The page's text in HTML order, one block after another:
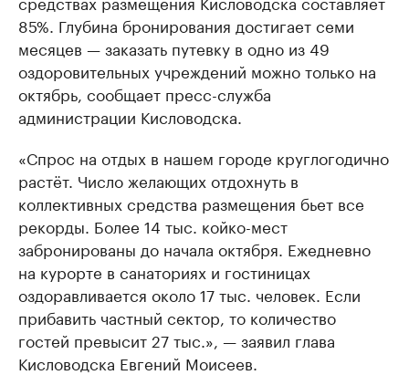
85%. Глубина бронирования достигает семи
месяцев — заказать путевку в одно из 49
оздоровительных учреждений можно только на
октябрь, сообщает пресс-служба
администрации Кисловодска.
«Спрос на отдых в нашем городе круглогодично
растёт. Число желающих отдохнуть в
коллективных средства размещения бьет все
рекорды. Более 14 тыс. койко-мест
забронированы до начала октября. Ежедневно
на курорте в санаториях и гостиницах
оздоравливается около 17 тыс. человек. Если
прибавить частный сектор, то количество
гостей превысит 27 тыс.», — заявил глава
Кисловодска Евгений Моисеев.